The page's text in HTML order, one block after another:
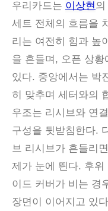
우리카드는 이상현
세트 전체의 흐름을
리는 여전히 힘과 높
을 흔들며, 오픈 상
있다. 중앙에서는 박
히 맞추며 세터와의
우조는 리시브와 연
구성을 뒷받침한다.
브 리시브가 흔들리
제가 눈에 띈다. 후
이드 커버가 비는 경
장면이 이어지고 있